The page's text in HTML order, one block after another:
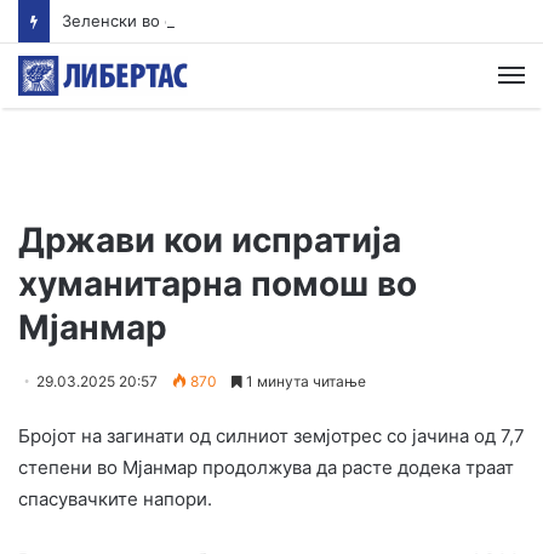
Зеленски во сабота доаѓа во Белград
Држави кои испратија
хуманитарна помош во
Мјанмар
29.03.2025 20:57 870 1 минута читање
Бројот на загинати од силниот земјотрес со јачина од 7,7
степени во Мјанмар продолжува да расте додека траат
спасувачките напори.